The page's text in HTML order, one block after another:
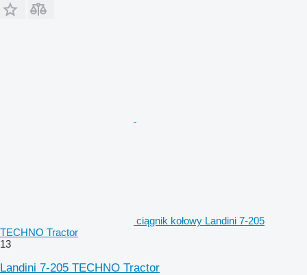
ciągnik kołowy Landini 7-205
TECHNO Tractor
13
Landini 7-205 TECHNO Tractor